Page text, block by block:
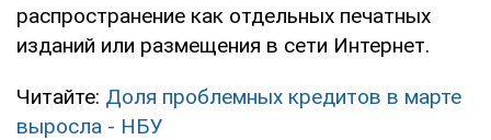
распространение как отдельных печатных
изданий или размещения в сети Интернет.
Читайте: Доля проблемных кредитов в марте
выросла - НБУ